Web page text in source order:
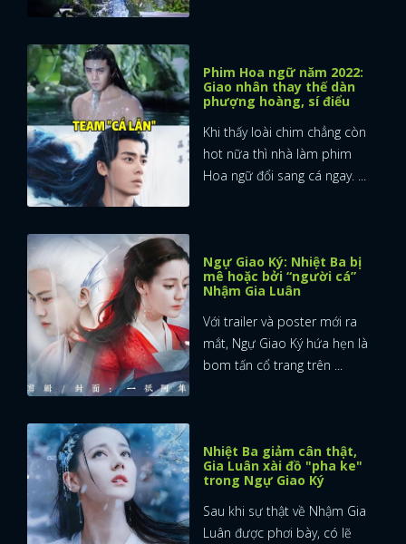
Phim Hoa ngữ năm 2022:
Giao nhân thay thế dàn
phượng hoàng, sí điểu
Khi thấy loài chim chẳng còn
hot nữa thì nhà làm phim
Hoa ngữ đổi sang cá ngay. ...
Ngự Giao Ký: Nhiệt Ba bị
mê hoặc bởi “người cá”
Nhậm Gia Luân
Với trailer và poster mới ra
mắt, Ngự Giao Ký hứa hẹn là
bom tấn cổ trang trên ...
Nhiệt Ba giảm cân thật,
Gia Luân xài đồ "pha ke"
trong Ngự Giao Ký
Sau khi sự thật về Nhậm Gia
Luân được phơi bày, có lẽ